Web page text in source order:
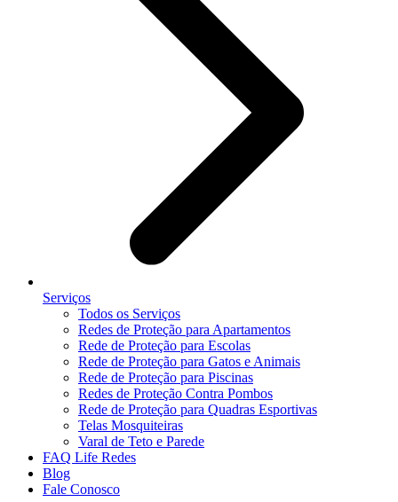
Serviços
Todos os Serviços
Redes de Proteção para Apartamentos
Rede de Proteção para Escolas
Rede de Proteção para Gatos e Animais
Rede de Proteção para Piscinas
Redes de Proteção Contra Pombos
Rede de Proteção para Quadras Esportivas
Telas Mosquiteiras
Varal de Teto e Parede
FAQ Life Redes
Blog
Fale Conosco